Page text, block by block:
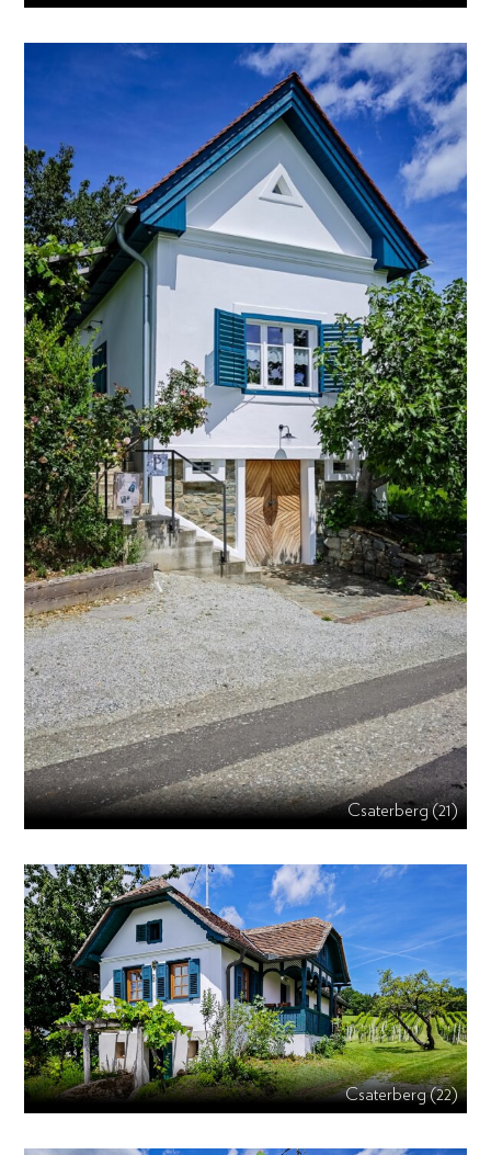
Csaterberg (21)
Csaterberg (22)